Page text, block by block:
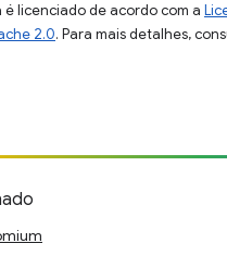
licenciado de acordo com a
2.0. Para mais detalhes,